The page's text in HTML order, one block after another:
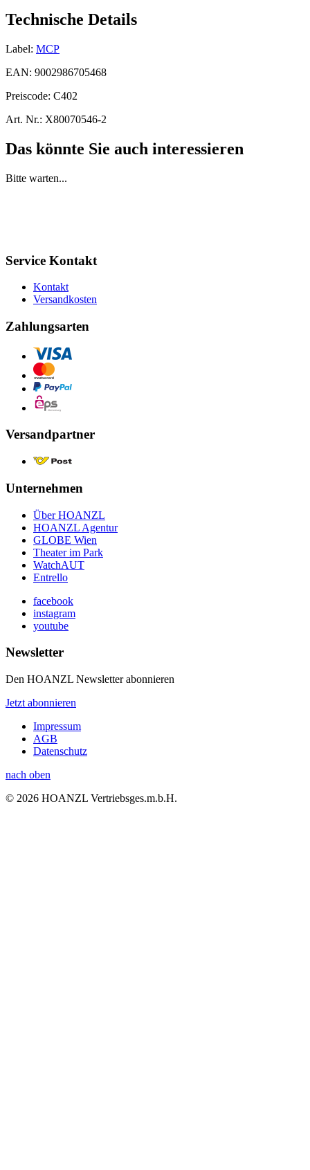
Technische Details
Label: MCP
EAN: 9002986705468
Preiscode: C402
Art. Nr.: X80070546-2
Das könnte Sie auch interessieren
Bitte warten...
Service Kontakt
Kontakt
Versandkosten
Zahlungsarten
Versandpartner
Unternehmen
Über HOANZL
HOANZL Agentur
GLOBE Wien
Theater im Park
WatchAUT
Entrello
facebook
instagram
youtube
Newsletter
Den HOANZL Newsletter abonnieren
Jetzt abonnieren
Impressum
AGB
Datenschutz
nach oben
© 2026 HOANZL Vertriebsges.m.b.H.